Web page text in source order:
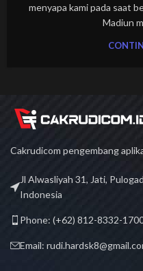
menyapa kami pada saat
Madiun
Cakrudicom pengembang
Jl Alwasliyah 31, Jati,
Indonesia
Phone: (+62) 812-8332-
Email: